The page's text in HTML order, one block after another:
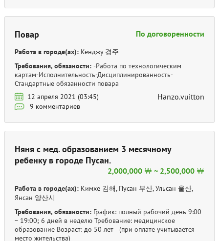
Повар По договоренности
Работа в городе(ах): Кёнджу 경주
Требования, обязаности: -Работа по технологическим
картам-Исполнительность-Дисциплинированность-
Стандартные обязанности повара
12 апреля 2021 (03:45)
9 комментариев
Hanzo.vuitton
Няня с мед. образованием 3 месячному
ребенку в городе Пусан.
2,000,000 ￦ ~ 2,500,000 ￦
Работа в городе(ах): Кимхе 김해, Пусан 부산, Ульсан 울산,
Янсан 양산시
Требования, обязаности: График: полный рабочий день 9:00
~ 19:00; 6 дней в неделю Требование: медицинское
образование Возраст: до 50 лет (при оплате учитывается
место жительства)